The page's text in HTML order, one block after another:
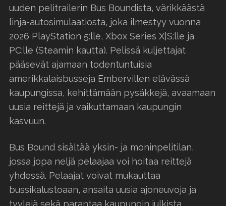
uuden pelitrailerin Bus Boundista, värikkäästä
linja-autosimulaatiosta, joka ilmestyy vuonna
2026 PlayStation 5:lle, Xbox Series X|S:lle ja
PC:lle (Steamin kautta). Pelissä kuljettajat
pääsevät ajamaan todentuntuisia
amerikkalaisbusseja Embervillen elävässä
kaupungissa, kehittämään pysäkkejä, avaamaan
uusia reittejä ja vaikuttamaan kaupungin
kasvuun.
Bus Bound sisältää yksin- ja moninpelitilan,
jossa jopa neljä pelaajaa voi hoitaa reittejä
yhdessä. Pelaajat voivat mukauttaa
bussikalustoaan, ansaita uusia ajoneuvoja ja